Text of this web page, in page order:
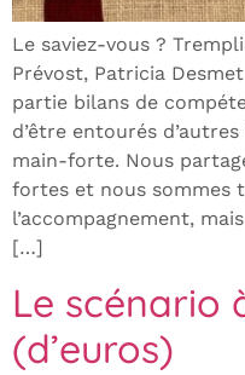
Le saviez-vous ?
Prévost, Patricia
partie bilans de
d’être entourés
main-forte. Nous
fortes et nous sommes
l’accompagnement,
[…]
Le scénario
(d’euros)